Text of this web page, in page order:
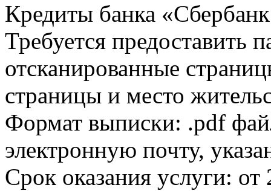
Кредиты банка
Требуется предоставить
отсканированные
страницы и место
Формат выписки: .pdf
электронную почту,
Срок оказания услуги: от